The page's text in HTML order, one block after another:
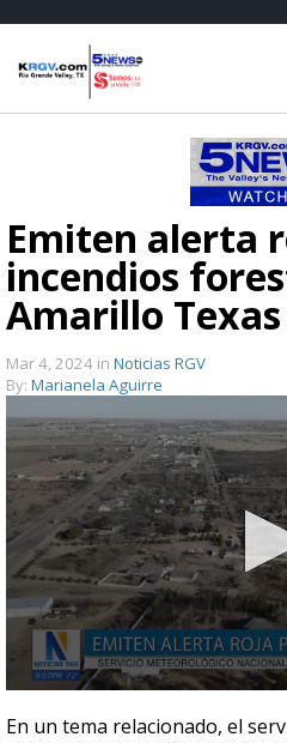
Emiten alerta
incendios
Amarillo Texas
Mar 4, 2024 in Noticias RGV
By: Marianela Aguirre
seconds
of
En un tema relacionado, el